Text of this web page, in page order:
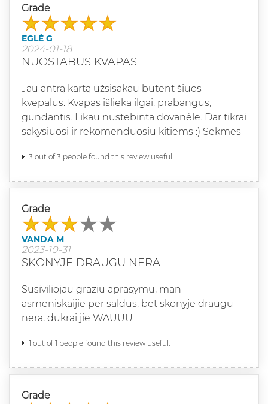
Grade
EGLĖ G
2024-01-18
NUOSTABUS KVAPAS
Jau antrą kartą užsisakau būtent šiuos
kvepalus. Kvapas išlieka ilgai, prabangus,
gundantis. Likau nustebinta dovanėle. Dar tikrai
sakysiuosi ir rekomenduosiu kitiems :) Sėkmės
3 out of 3 people found this review useful.
Grade
VANDA M
2023-10-31
SKONYJE DRAUGU NERA
Susiviliojau graziu aprasymu, man
asmeniskaijie per saldus, bet skonyje draugu
nera, dukrai jie WAUUU
1 out of 1 people found this review useful.
Grade